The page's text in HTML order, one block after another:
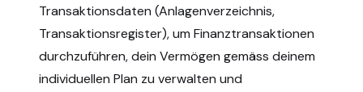
Transaktionsdaten (Anlagenverzeichnis,
Transaktionsregister), um Finanztransaktionen
durchzuführen, dein Vermögen gemäss deinem
individuellen Plan zu verwalten und